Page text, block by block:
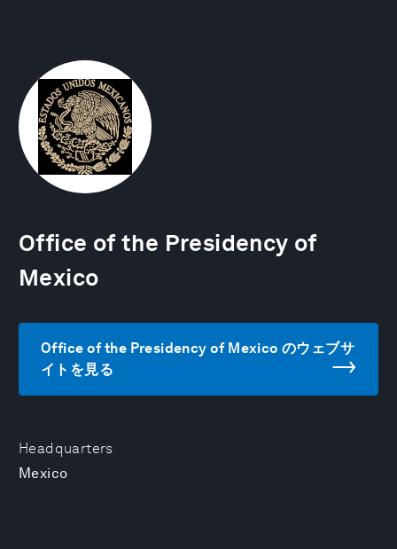
Headquarters
Mexico
Office of the Presidency of
Mexico
Office of the Presidency of Mexico のウェブサ
イトを見る